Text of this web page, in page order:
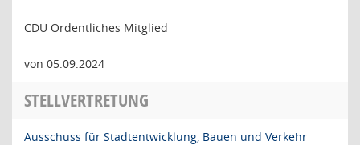
CDU Ordentliches Mitglied
von 05.09.2024
STELLVERTRETUNG
Ausschuss für Stadtentwicklung, Bauen und Verkehr